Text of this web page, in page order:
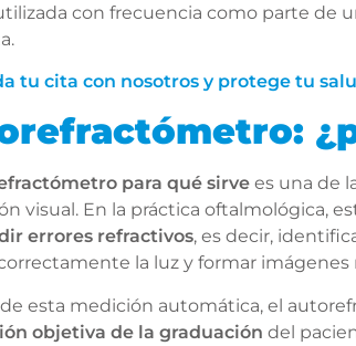
con frecuencia como parte de
tu cita con nosotros y protege tu
para qué sirve es una de
visual. En la práctica oftalmológica,
errores refractivos, es decir,
la luz y formar imágenes
de esta medición automática, el
objetiva de la graduación del